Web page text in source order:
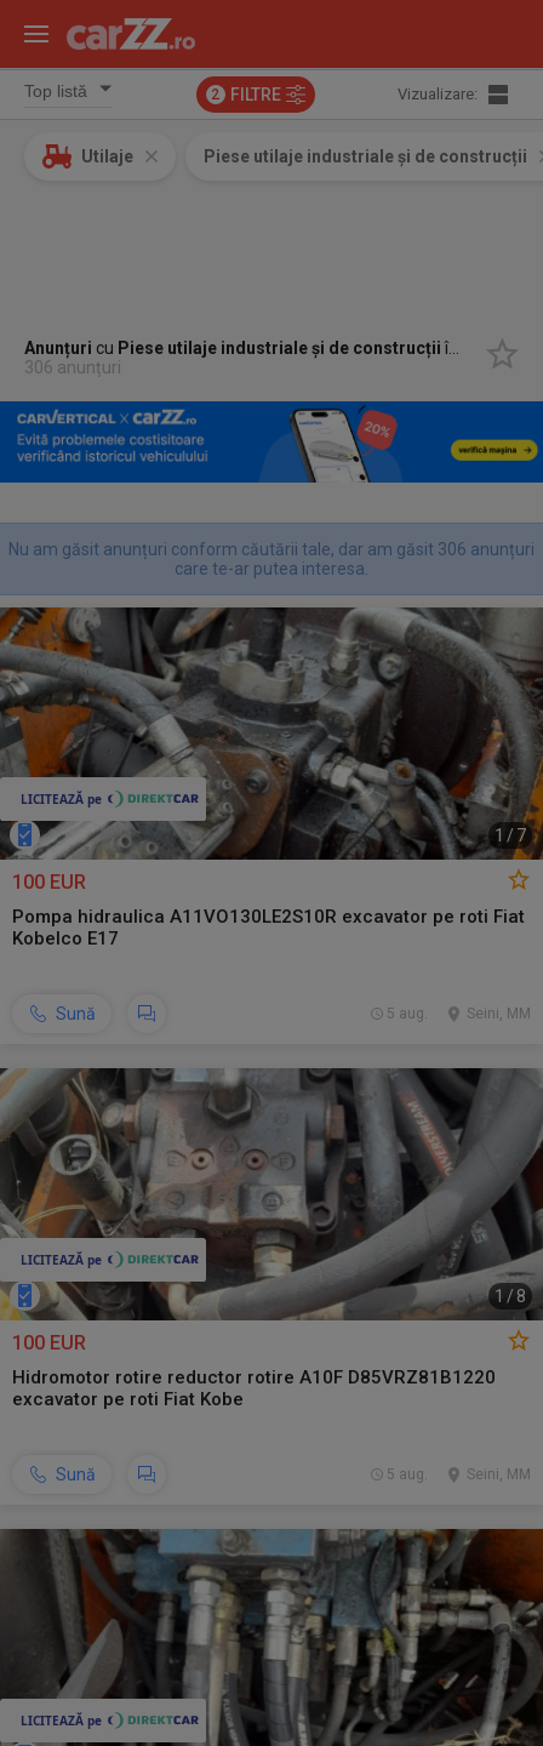
2 FILTRE Vizualizare:
Utilaje Piese utilaje industriale și de construcții
Anunțuri cu Piese utilaje industriale și de construcțiiîn
Popesti
306 anunțuri
Nu am găsit anunțuri conform căutării tale, dar am găsit 306 anunțuri
care te-ar putea interesa.
1 / 7
100 EUR
Pompa hidraulica A11VO130LE2S10R excavator pe roti Fiat
Kobelco E17
Sună Seini, MM
5 aug.
1 /8
100 EUR
Hidromotor rotire reductor rotire A10F D85VRZ81B1220
excavator pe roti Fiat Kobe
Sună Seini, MM
5 aug.